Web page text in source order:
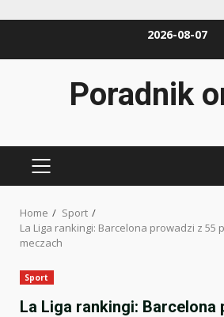
2026-08-07
Poradnik
PRIMARY
Home
Sport
La Liga rankingi: Barcelona prowadzi z 55
meczach
Sport
La Liga rankingi: Barcelona